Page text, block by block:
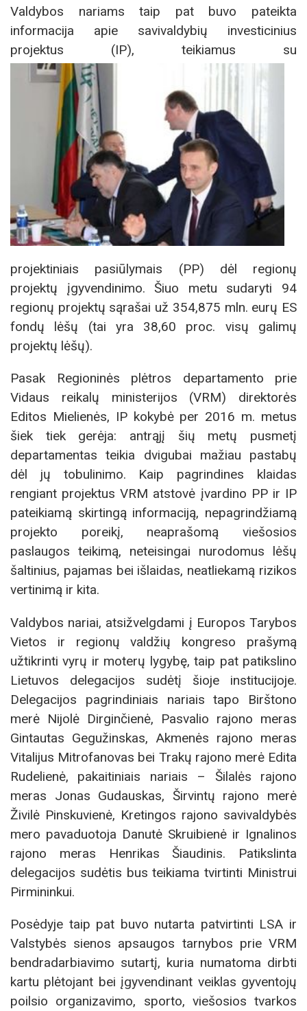
Valdybos nariams taip pat buvo pateikta
informacija apie savivaldybių investicinius
projektus (IP), teikiamus su
projektiniais pasiūlymais (PP) dėl regionų
projektų įgyvendinimo. Šiuo metu sudaryti 94
regionų projektų sąrašai už 354,875 mln. eurų ES
fondų lėšų (tai yra 38,60 proc. visų galimų
projektų lėšų).
Pasak Regioninės plėtros departamento prie
Vidaus reikalų ministerijos (VRM) direktorės
Editos Mielienės, IP kokybė per 2016 m. metus
šiek tiek gerėja: antrąjį šių metų pusmetį
departamentas teikia dvigubai mažiau pastabų
dėl jų tobulinimo. Kaip pagrindines klaidas
rengiant projektus VRM atstovė įvardino PP ir IP
pateikiamą skirtingą informaciją, nepagrindžiamą
projekto poreikį, neaprašomą viešosios
paslaugos teikimą, neteisingai nurodomus lėšų
šaltinius, pajamas bei išlaidas, neatliekamą rizikos
vertinimą ir kita.
Valdybos nariai, atsižvelgdami į Europos Tarybos
Vietos ir regionų valdžių kongreso prašymą
užtikrinti vyrų ir moterų lygybę, taip pat patikslino
Lietuvos delegacijos sudėtį šioje institucijoje.
Delegacijos pagrindiniais nariais tapo Birštono
merė Nijolė Dirginčienė, Pasvalio rajono meras
Gintautas Gegužinskas, Akmenės rajono meras
Vitalijus Mitrofanovas bei Trakų rajono merė Edita
Rudelienė, pakaitiniais nariais – Šilalės rajono
meras Jonas Gudauskas, Širvintų rajono merė
Živilė Pinskuvienė, Kretingos rajono savivaldybės
mero pavaduotoja Danutė Skruibienė ir Ignalinos
rajono meras Henrikas Šiaudinis. Patikslinta
delegacijos sudėtis bus teikiama tvirtinti Ministrui
Pirmininkui.
Posėdyje taip pat buvo nutarta patvirtinti LSA ir
Valstybės sienos apsaugos tarnybos prie VRM
bendradarbiavimo sutartį, kuria numatoma dirbti
kartu plėtojant bei įgyvendinant veiklas gyventojų
poilsio organizavimo, sporto, viešosios tvarkos